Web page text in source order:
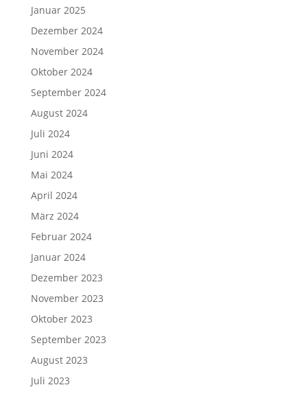
Januar 2025
Dezember 2024
November 2024
Oktober 2024
September 2024
August 2024
Juli 2024
Juni 2024
Mai 2024
April 2024
März 2024
Februar 2024
Januar 2024
Dezember 2023
November 2023
Oktober 2023
September 2023
August 2023
Juli 2023